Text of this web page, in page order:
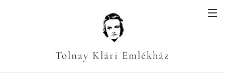
Tolnay Klári Emlékház